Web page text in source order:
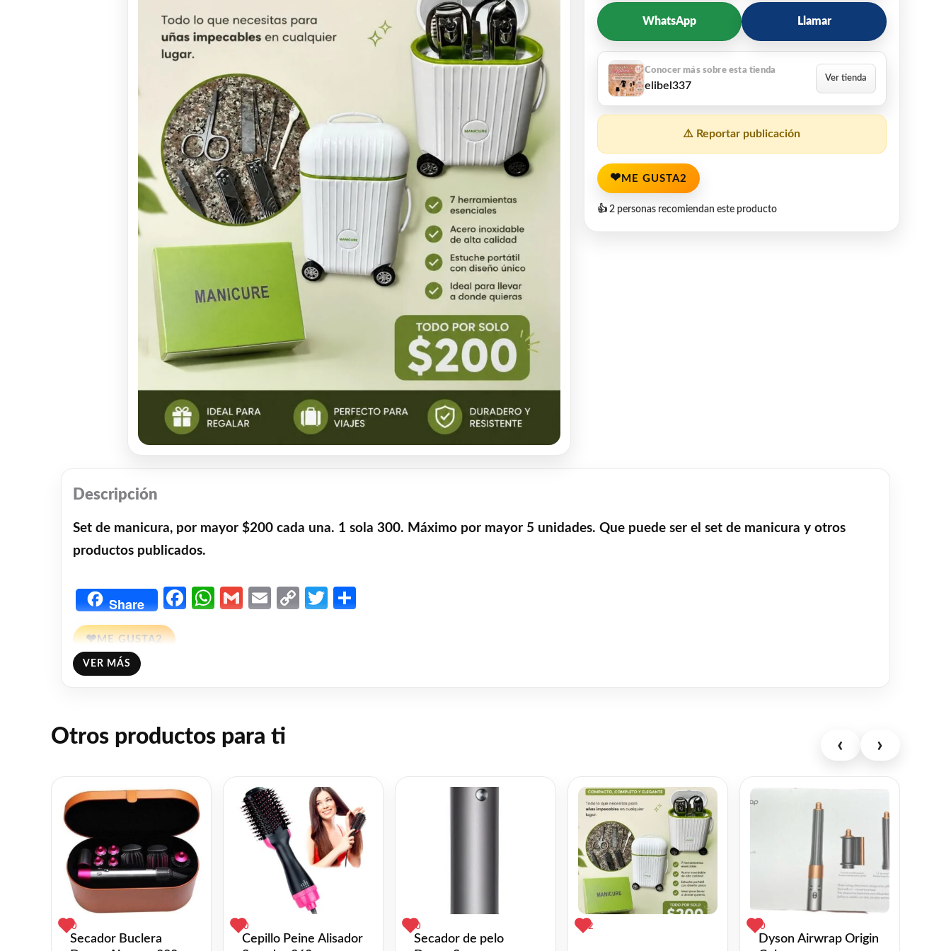
WhatsApp Llamar
elibel337
⚠️ Reportar publicación
❤ ME GUSTA2
👍 2 personas recomiendan este producto
Descripción
Set de manicura, por mayor $200 cada una. 1 sola 300. Máximo por mayor 5 unidades. Que puede ser el set de manicura y otros
productos publicados.
Share Facebook
WhatsApp
GmailEmailCopyTwitter
❤ME GUSTA2
👍 2 personas recomiendan este producto
VER MÁS
Otros productos para ti ‹ ›
0
Secador Buclera
0
Cepillo Peine Alisador
0
Secador de pelo
2 0
Dyson Airwrap Origin